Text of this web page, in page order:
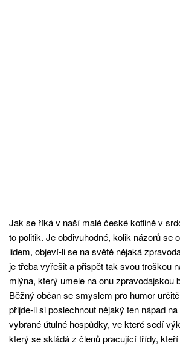
Jak se říká v naší malé české kotlině v
to politik. Je obdivuhodné, kolik názorů se
lidem, objeví-li se na světě nějaká
je třeba vyřešit a přispět tak svou troškou
mlýna, který umele na onu zpravodajskou
Běžný občan se smyslem pro humor
přijde-li si poslechnout nějaký ten nápad
vybrané útulné hospůdky, ve které sedí
který se skládá z členů pracující třídy,